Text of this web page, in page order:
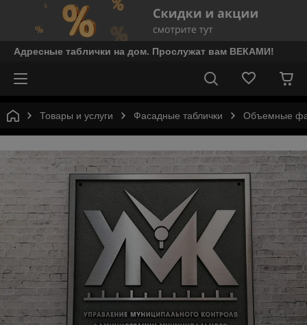
Адресные таблички на дом. Прослужат вам ВЕКАМИ!
Товары и услуги Фасадные таблички Объемные